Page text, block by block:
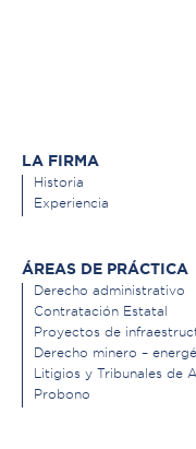
LA FIRMA
Historia
Experiencia
ÁREAS DE PRÁCTICA
Derecho administrativo
Contratación Estatal
Proyectos de
Derecho minero –
Litigios y Tribunales de
Probono